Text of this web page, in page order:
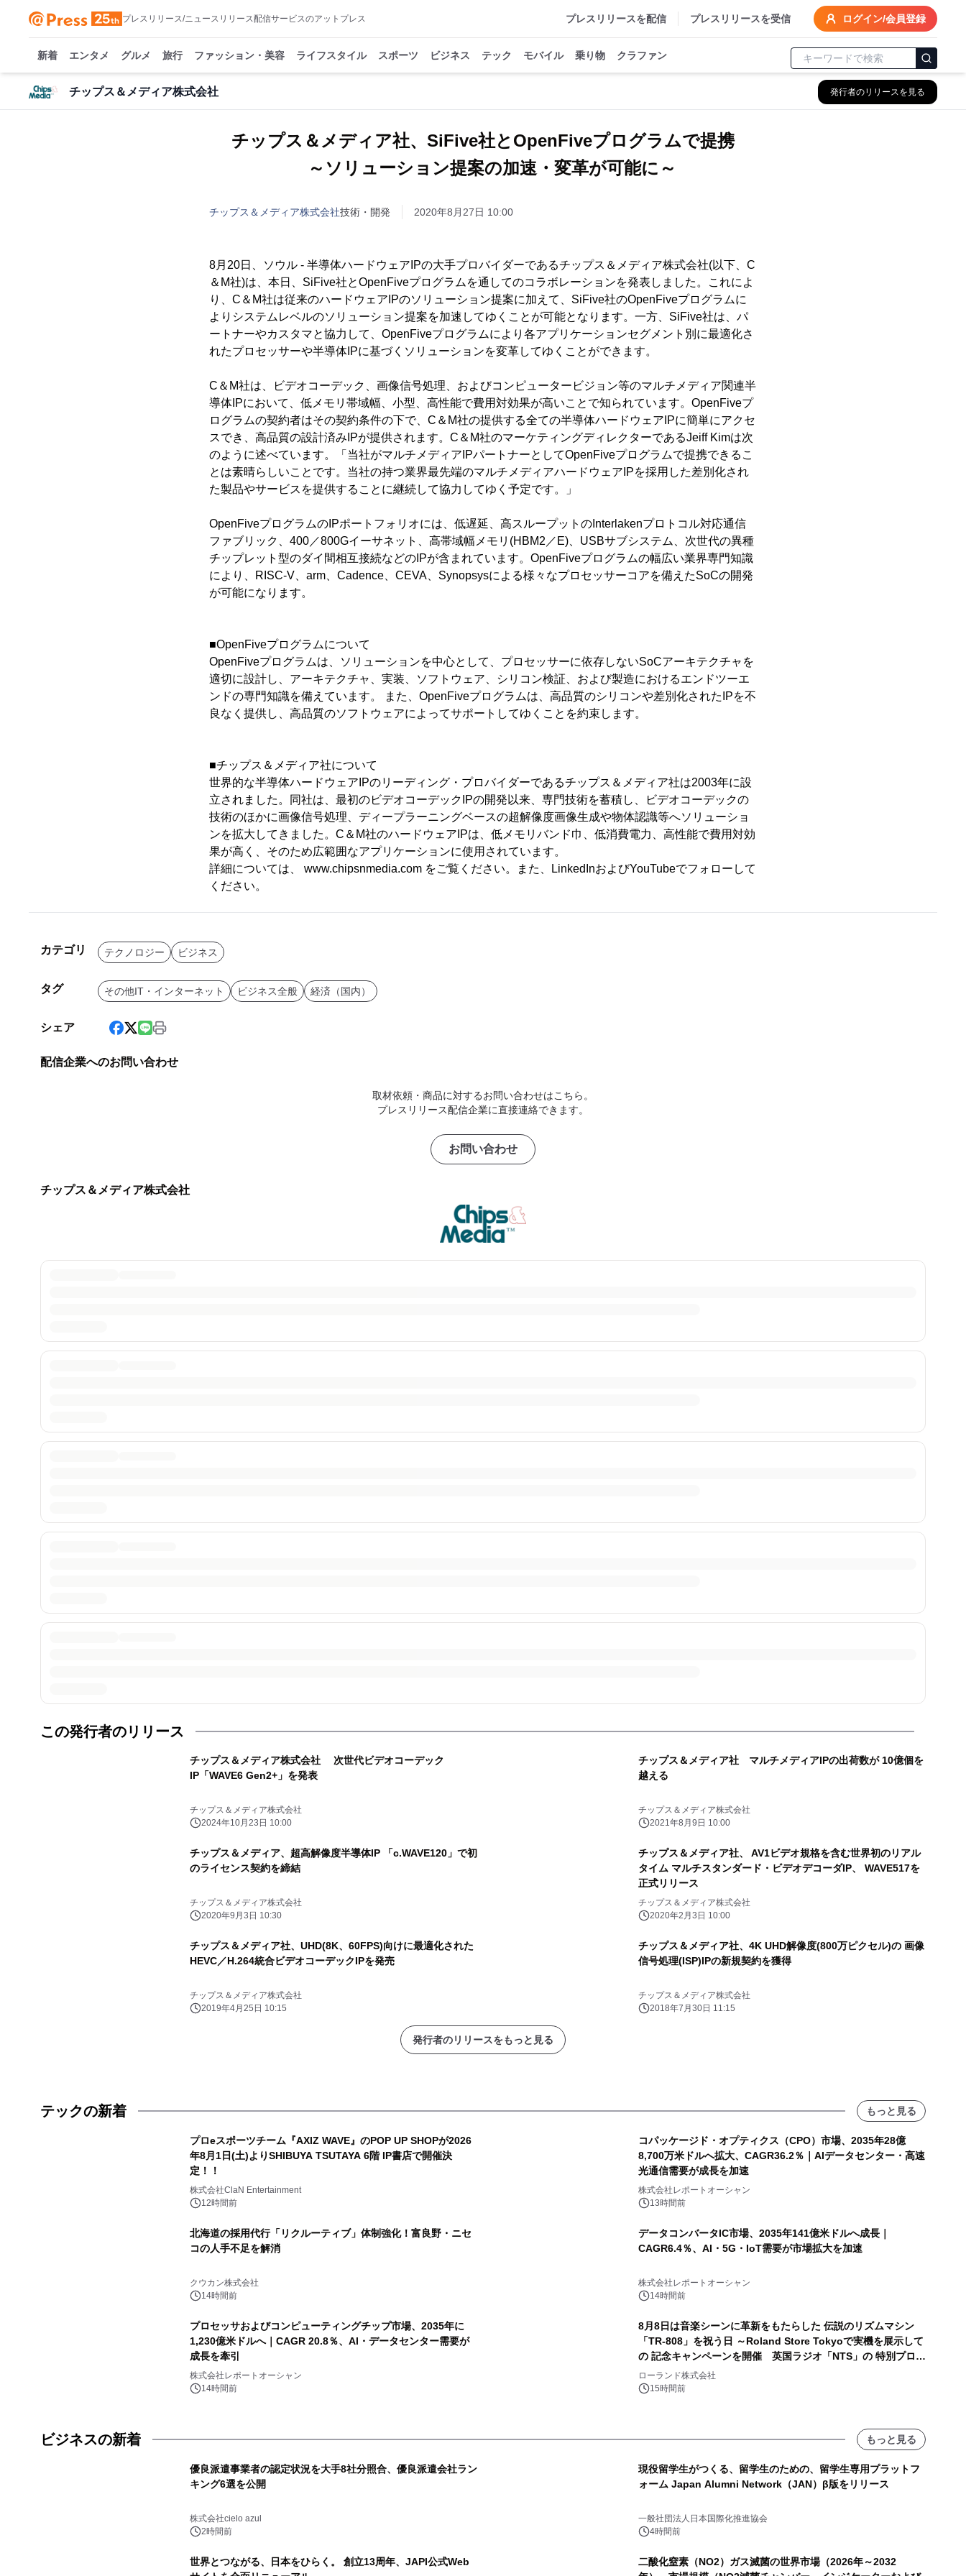
プレスリリース/ニュースリリース配信サービスのアットプレス プレスリリースを配信 プレスリリースを受信 ログイン/会員登録
新着 エンタメ グルメ 旅行 ファッション・美容 ライフスタイル スポーツ ビジネス テック モバイル 乗り物 クラファン
チップス＆メディア株式会社 発行者のリリースを見る
チップス＆メディア社、SiFive社とOpenFiveプログラムで提携
～ソリューション提案の加速・変革が可能に～
チップス＆メディア株式会社技術・開発 2020年8月27日 10:00
8月20日、ソウル - 半導体ハードウェアIPの大手プロバイダーであるチップス＆メディア株式会社(以下、C
＆M社)は、本日、SiFive社とOpenFiveプログラムを通してのコラボレーションを発表しました。これによ
り、C＆M社は従来のハードウェアIPのソリューション提案に加えて、SiFive社のOpenFiveプログラムに
よりシステムレベルのソリューション提案を加速してゆくことが可能となります。一方、SiFive社は、パ
ートナーやカスタマと協力して、OpenFiveプログラムにより各アプリケーションセグメント別に最適化さ
れたプロセッサーや半導体IPに基づくソリューションを変革してゆくことができます。
C＆M社は、ビデオコーデック、画像信号処理、およびコンピュータービジョン等のマルチメディア関連半
導体IPにおいて、低メモリ帯域幅、小型、高性能で費用対効果が高いことで知られています。OpenFiveプ
ログラムの契約者はその契約条件の下で、C＆M社の提供する全ての半導体ハードウェアIPに簡単にアクセ
スでき、高品質の設計済みIPが提供されます。C＆M社のマーケティングディレクターであるJeiff Kimは次
のように述べています。「当社がマルチメディアIPパートナーとしてOpenFiveプログラムで提携できるこ
とは素晴らしいことです。当社の持つ業界最先端のマルチメディアハードウェアIPを採用した差別化され
た製品やサービスを提供することに継続して協力してゆく予定です。」
OpenFiveプログラムのIPポートフォリオには、低遅延、高スループットのInterlakenプロトコル対応通信
ファブリック、400／800Gイーサネット、高帯域幅メモリ(HBM2／E)、USBサブシステム、次世代の異種
チップレット型のダイ間相互接続などのIPが含まれています。OpenFiveプログラムの幅広い業界専門知識
により、RISC-V、arm、Cadence、CEVA、Synopsysによる様々なプロセッサーコアを備えたSoCの開発
が可能になります。
■OpenFiveプログラムについて
OpenFiveプログラムは、ソリューションを中心として、プロセッサーに依存しないSoCアーキテクチャを
適切に設計し、アーキテクチャ、実装、ソフトウェア、シリコン検証、および製造におけるエンドツーエ
ンドの専門知識を備えています。 また、OpenFiveプログラムは、高品質のシリコンや差別化されたIPを不
良なく提供し、高品質のソフトウェアによってサポートしてゆくことを約束します。
■チップス＆メディア社について
世界的な半導体ハードウェアIPのリーディング・プロバイダーであるチップス＆メディア社は2003年に設
立されました。同社は、最初のビデオコーデックIPの開発以来、専門技術を蓄積し、ビデオコーデックの
技術のほかに画像信号処理、ディープラーニングベースの超解像度画像生成や物体認識等へソリューショ
ンを拡大してきました。C＆M社のハードウェアIPは、低メモリバンド巾、低消費電力、高性能で費用対効
果が高く、そのため広範囲なアプリケーションに使用されています。
詳細については、 www.chipsnmedia.com をご覧ください。また、LinkedInおよびYouTubeでフォローして
ください。
カテゴリ テクノロジー ビジネス
タグ その他IT・インターネット ビジネス全般 経済（国内）
シェア
配信企業へのお問い合わせ
取材依頼・商品に対するお問い合わせはこちら。
プレスリリース配信企業に直接連絡できます。
お問い合わせ
チップス＆メディア株式会社
この発行者のリリース
チップス＆メディア株式会社 次世代ビデオコーデック
IP「WAVE6 Gen2+」を発表
チップス＆メディア株式会社
2024年10月23日 10:00
チップス＆メディア社 マルチメディアIPの出荷数が 10億個を
越える
チップス＆メディア株式会社
2021年8月9日 10:00
チップス＆メディア、超高解像度半導体IP 「c.WAVE120」で初
のライセンス契約を締結
チップス＆メディア株式会社
2020年9月3日 10:30
チップス＆メディア社、 AV1ビデオ規格を含む世界初のリアル
タイム マルチスタンダード・ビデオデコーダIP、 WAVE517を
正式リリース
チップス＆メディア株式会社
2020年2月3日 10:00
チップス＆メディア社、UHD(8K、60FPS)向けに最適化された
HEVC／H.264統合ビデオコーデックIPを発売
チップス＆メディア株式会社
2019年4月25日 10:15
チップス＆メディア社、4K UHD解像度(800万ピクセル)の 画像
信号処理(ISP)IPの新規契約を獲得
チップス＆メディア株式会社
2018年7月30日 11:15
発行者のリリースをもっと見る
テックの新着 もっと見る
プロeスポーツチーム『AXIZ WAVE』のPOP UP SHOPが2026
年8月1日(土)よりSHIBUYA TSUTAYA 6階 IP書店で開催決
定！！
株式会社ClaN Entertainment
12時間前
コパッケージド・オプティクス（CPO）市場、2035年28億
8,700万米ドルへ拡大、CAGR36.2％｜AIデータセンター・高速
光通信需要が成長を加速
株式会社レポートオーシャン
13時間前
北海道の採用代行「リクルーティブ」体制強化！富良野・ニセ
コの人手不足を解消
クウカン株式会社
14時間前
データコンバータIC市場、2035年141億米ドルへ成長｜
CAGR6.4％、AI・5G・IoT需要が市場拡大を加速
株式会社レポートオーシャン
14時間前
プロセッサおよびコンピューティングチップ市場、2035年に
1,230億米ドルへ｜CAGR 20.8％、AI・データセンター需要が
成長を牽引
株式会社レポートオーシャン
14時間前
8月8日は音楽シーンに革新をもたらした 伝説のリズムマシン
「TR-808」を祝う日 ～Roland Store Tokyoで実機を展示して
の 記念キャンペーンを開催 英国ラジオ「NTS」の 特別プログ
ラムや、「TR-808」を愛する伝説的アーティストを フィーチ
ャーしたアニメーションを公開～
ローランド株式会社
15時間前
ビジネスの新着 もっと見る
優良派遣事業者の認定状況を大手8社分照合、優良派遣会社ラン
キング6選を公開
株式会社cielo azul
2時間前
現役留学生がつくる、留学生のための、留学生専用プラットフ
ォーム Japan Alumni Network（JAN）β版をリリース
一般社団法人日本国際化推進協会
4時間前
世界とつながる、日本をひらく。 創立13周年、JAPI公式Web
二酸化窒素（NO2）ガス滅菌の世界市場（2026年～2032